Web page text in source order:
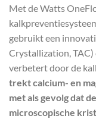
Met de Watts
gebruikt een
Crystallization,
verbetert door de
trekt calcium- en
met als gevolg dat
microscopische